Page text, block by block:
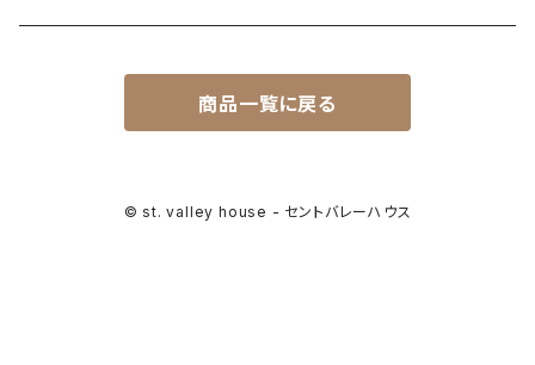
Akihiro Wood Works
商品一覧に戻る
© st. valley house - セントバレーハウス